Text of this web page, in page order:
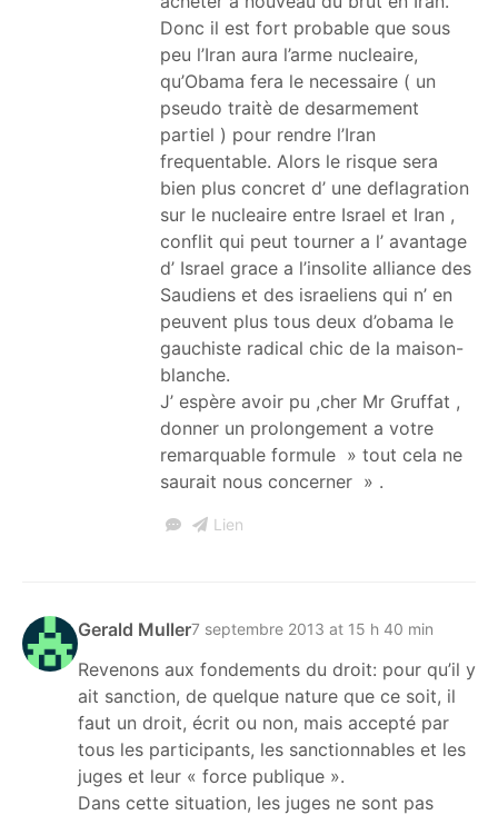
Donc il est fort probable que sous
peu l’Iran aura l’arme nucleaire,
qu’Obama fera le necessaire ( un
pseudo traitè de desarmement
partiel ) pour rendre l’Iran
frequentable. Alors le risque sera
bien plus concret d’ une deflagration
sur le nucleaire entre Israel et Iran ,
conflit qui peut tourner a l’ avantage
d’ Israel grace a l’insolite alliance des
Saudiens et des israeliens qui n’ en
peuvent plus tous deux d’obama le
gauchiste radical chic de la maison-
blanche.
J’ espère avoir pu ,cher Mr Gruffat ,
donner un prolongement a votre
remarquable formule » tout cela ne
saurait nous concerner » .
Lien
Gerald Muller7 septembre 2013 at 15 h 40 min
Revenons aux fondements du droit: pour qu’il y
ait sanction, de quelque nature que ce soit, il
faut un droit, écrit ou non, mais accepté par
tous les participants, les sanctionnables et les
juges et leur « force publique ».
Dans cette situation, les juges ne sont pas